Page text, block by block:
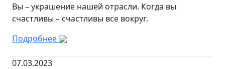
Вы – украшение нашей отрасли. Когда вы
счастливы – счастливы все вокруг.
Подробнее
07.03.2023